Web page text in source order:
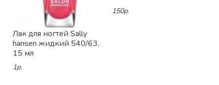
Лак для ногтей Sally
hansen жидкий 540/63,
15 мл
1р.
150р.